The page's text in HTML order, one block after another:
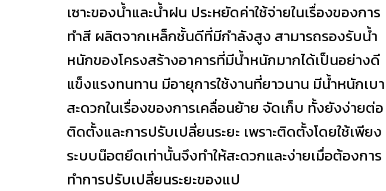
เซาะของน้ำและน้ำฝน ประหยัดค่าใช้จ่ายในเรื่องของการ
ทำสี ผลิตจากเหล็กชั้นดีที่มีกำลังสูง สามารถรองรับน้ำ
หนักของโครงสร้างอาคารที่มีน้ำหนักมากได้เป็นอย่างดี
แข็งแรงทนทาน มีอายุการใช้งานที่ยาวนาน มีน้ำหนักเบา
สะดวกในเรื่องของการเคลื่อนย้าย จัดเก็บ ทั้งยังง่ายต่อ
ติดตั้งและการปรับเปลี่ยนระยะ เพราะติดตั้งโดยใช้เพียง
ระบบน๊อตยึดเท่านั้นจึงทำให้สะดวกและง่ายเมื่อต้องการ
ทำการปรับเปลี่ยนระยะของแป